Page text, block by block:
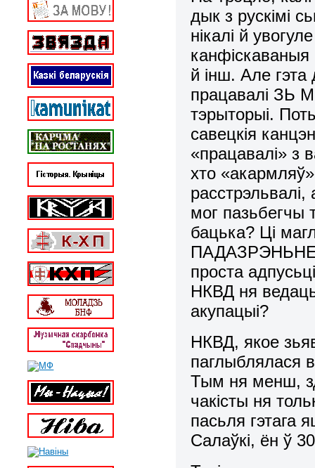
дык з рускімі
нікалі й
й інш. Але гэта
працавалі ЗЬ
тэрыторыі.
савецкія
«працавалі» з
хто
мог пазьбегчы
бацька? Ці
ПАДАЗРЭНЬНЕ
проста
НКВД ня
акупацыі?
НКВД, якое
паглыблялася
Тым ня менш,
чакісты ня
пасьля гэтага
Салаўкі, ён ў